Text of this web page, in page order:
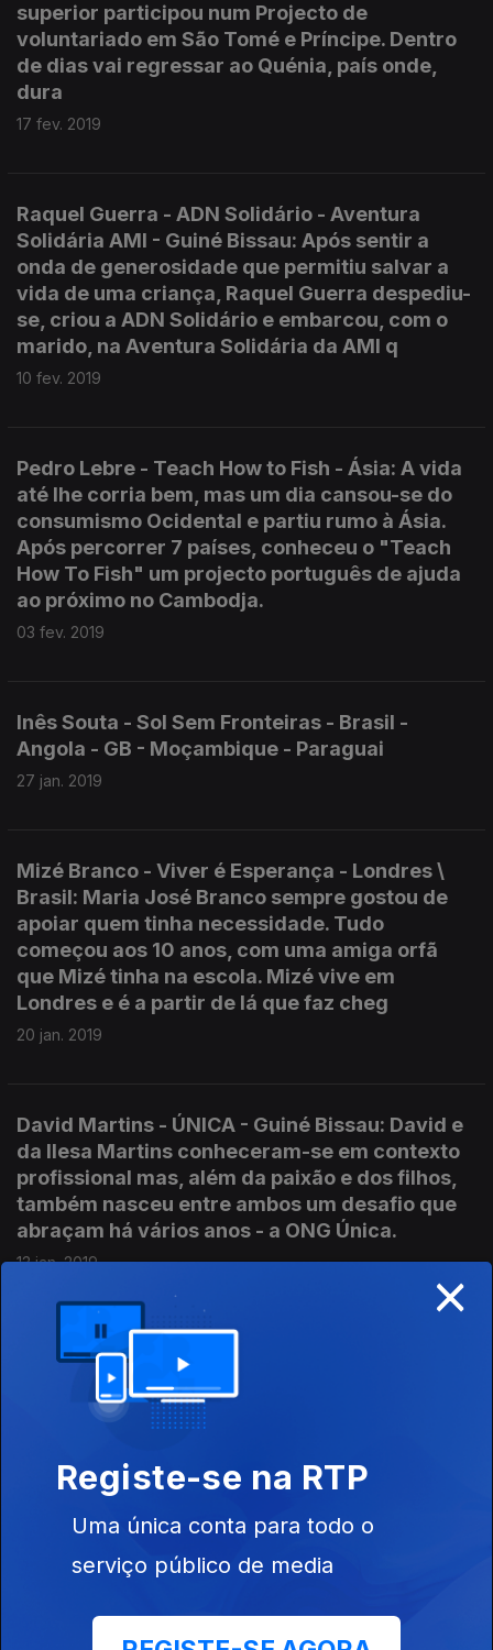
superior participou num Projecto de
voluntariado em São Tomé e Príncipe. Dentro
de dias vai regressar ao Quénia, país onde,
dura
17 fev. 2019
Raquel Guerra - ADN Solidário - Aventura
Solidária AMI - Guiné Bissau: Após sentir a
onda de generosidade que permitiu salvar a
vida de uma criança, Raquel Guerra despediu-
se, criou a ADN Solidário e embarcou, com o
marido, na Aventura Solidária da AMI q
10 fev. 2019
Pedro Lebre - Teach How to Fish - Ásia: A vida
até lhe corria bem, mas um dia cansou-se do
consumismo Ocidental e partiu rumo à Ásia.
Após percorrer 7 países, conheceu o "Teach
How To Fish" um projecto português de ajuda
ao próximo no Cambodja.
03 fev. 2019
Inês Souta - Sol Sem Fronteiras - Brasil -
Angola - GB - Moçambique - Paraguai
27 jan. 2019
Mizé Branco - Viver é Esperança - Londres \
Brasil: Maria José Branco sempre gostou de
apoiar quem tinha necessidade. Tudo
começou aos 10 anos, com uma amiga orfã
que Mizé tinha na escola. Mizé vive em
Londres e é a partir de lá que faz cheg
20 jan. 2019
David Martins - ÚNICA - Guiné Bissau: David e
da Ilesa Martins conheceram-se em contexto
profissional mas, além da paixão e dos filhos,
também nasceu entre ambos um desafio que
abraçam há vários anos - a ONG Única.
13 jan. 2019
Sofia Carolino - Orfanatos - Perú / Índia: Ir é o
verbo que melhor descreve a Sofia Carolino.
Viveu em vários países e pelo meio dedicou
alguns meses a ajudar o próximo na América
do Sul, na Ásia e na Europa.
06 jan. 2019
Fabí Lebre - Nepal - Indonésia: Fabíola Lebre
×
Registe-se na RTP
Uma única conta para todo o
serviço público de media